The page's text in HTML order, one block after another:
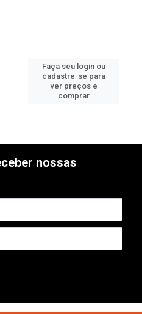
Faça seu login ou
cadastre-se para
ver preços e
comprar
nossas